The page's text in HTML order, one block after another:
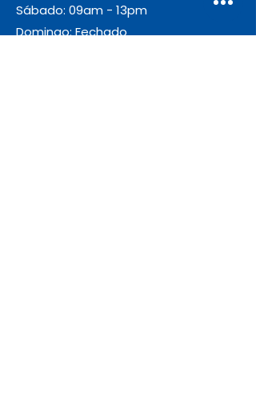
Sábado: 09am - 13pm
Domingo: Fechado